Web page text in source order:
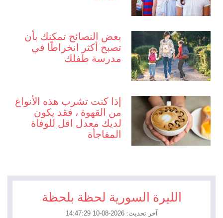
بعض النصائح تمكنك بأن
تصبح أكثر انخراطًا في
مدرسة طفلك
إذا كنت تشرب هذه الأنواع
من القهوة ، فقد يكون
لديك معدل اقل للوفاة
المفاجأة
الليرة السورية لحظة بلحظة
آخر تحديث: 2026-08-10 14:47:29